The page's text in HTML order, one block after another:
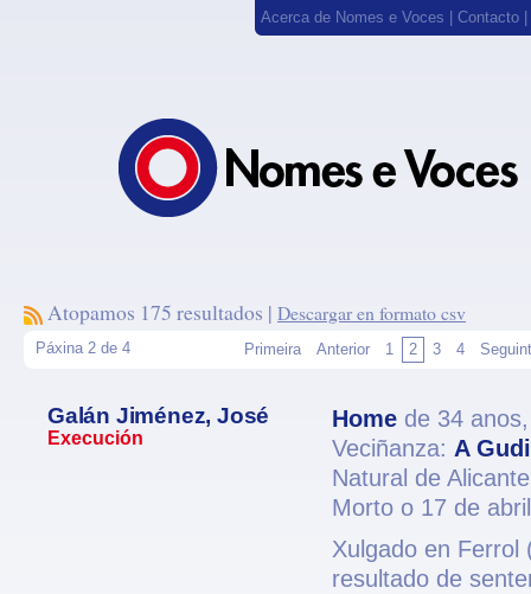
Acerca de Nomes e Voces Contacto
Atopamos 175 resultados | Descargar en formato csv
Páxina 2 de 4 Primeira Anterior 1 2 3 4
Galán Jiménez, José
Execución
Home de 34
Veciñanza: A
Natural de Alicante
Morto o 17 de
Xulgado en Ferrol
resultado de